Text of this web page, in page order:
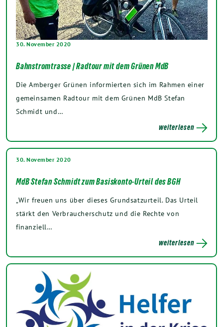
30. November 2020
Bahnstromtrasse | Radtour mit dem Grünen MdB
Die Amberger Grünen informierten sich im Rahmen einer
gemeinsamen Radtour mit dem Grünen MdB Stefan
Schmidt und…
weiterlesen
30. November 2020
MdB Stefan Schmidt zum Basiskonto-Urteil des BGH
„Wir freuen uns über dieses Grundsatzurteil. Das Urteil
stärkt den Verbraucherschutz und die Rechte von
finanziell…
weiterlesen